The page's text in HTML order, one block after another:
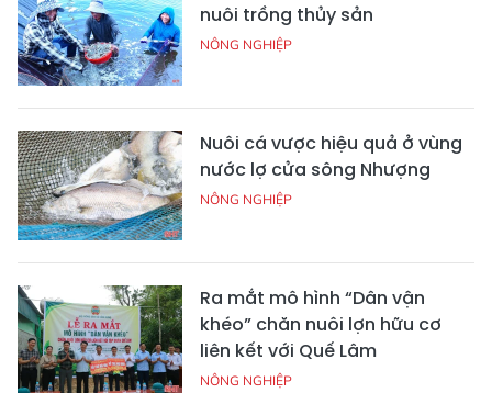
nuôi trồng thủy sản
NÔNG NGHIỆP
Nuôi cá vược hiệu quả ở vùng
nước lợ cửa sông Nhượng
NÔNG NGHIỆP
Ra mắt mô hình “Dân vận
khéo” chăn nuôi lợn hữu cơ
liên kết với Quế Lâm
NÔNG NGHIỆP